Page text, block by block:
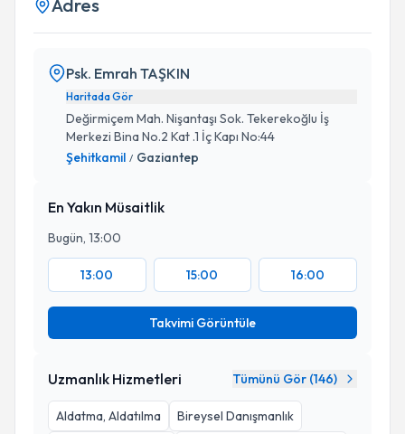
Adres
Psk. Emrah TAŞKIN
Haritada Gör
Değirmiçem Mah. Nişantaşı Sok. Tekerekoğlu İş
Merkezi Bina No.2 Kat .1 İç Kapı No:44
Şehitkamil / Gaziantep
En Yakın Müsaitlik
Bugün, 13:00
13:00 15:00 16:00
Takvimi Görüntüle
Uzmanlık Hizmetleri Tümünü Gör (146)
Aldatma, Aldatılma
Bireysel Danışmanlık